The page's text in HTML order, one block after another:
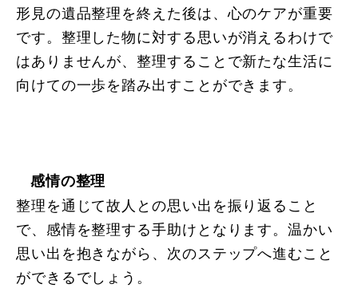
形見の遺品整理を終えた後は、心のケアが重要
です。整理した物に対する思いが消えるわけで
はありませんが、整理することで新たな生活に
向けての一歩を踏み出すことができます。
感情の整理
整理を通じて故人との思い出を振り返ること
で、感情を整理する手助けとなります。温かい
思い出を抱きながら、次のステップへ進むこと
ができるでしょう。